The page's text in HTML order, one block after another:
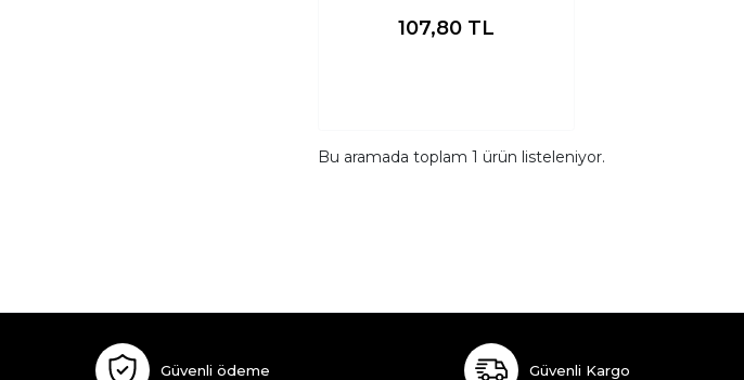
107,80 TL
Bu aramada toplam 1 ürün listeleniyor.
Güvenli ödeme Güvenli Kargo